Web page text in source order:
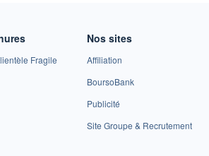
Fragile
Nos sites
Affiliation
BoursoBank
Publicité
Site Groupe & Recrutement